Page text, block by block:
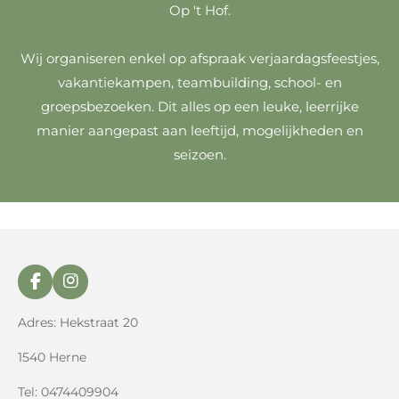
Op 't Hof.
Wij organiseren enkel op afspraak verjaardagsfeestjes,
vakantiekampen, teambuilding, school- en
groepsbezoeken. Dit alles op een leuke, leerrijke
manier aangepast aan leeftijd, mogelijkheden en
seizoen.
F
a
c
b
o
I
n
s
a
r
Adres: Hekstraat 20
1540 Herne
Tel: 0474409904